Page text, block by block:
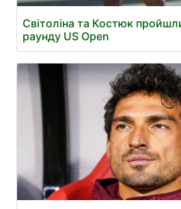
Світоліна та Костюк
раунду US Open